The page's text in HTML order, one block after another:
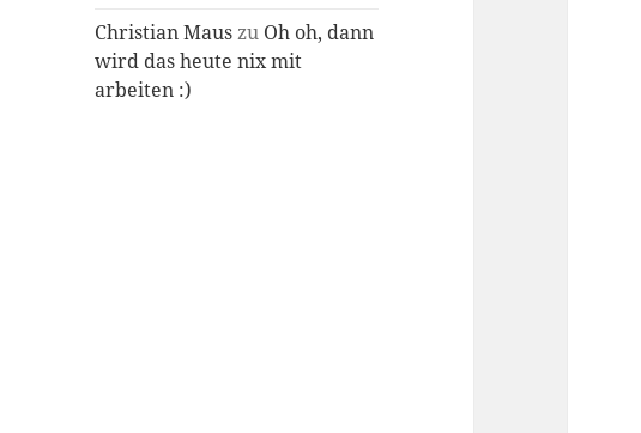
Christian Mauszu Oh oh, dann
wird das heute nix mit
arbeiten :)